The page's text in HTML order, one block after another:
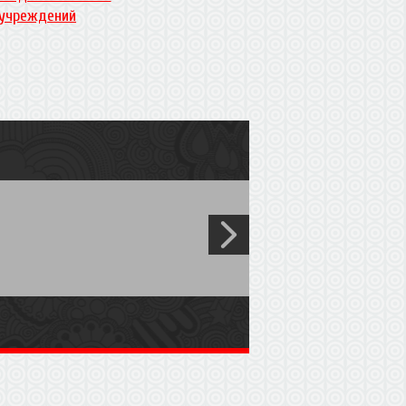
что цены у нас
сначала сделаем
admin